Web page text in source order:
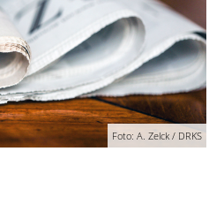
Foto: A. Zelck / DRKS